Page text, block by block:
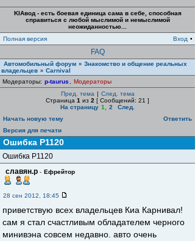
KIAвод - есть боевая единица сама в себе, способная
справиться с любой мыслимой и немыслимой
неожиданностью...
Полная версия
Вход •
FAQ
Автомобильный форум » Знакомство и общение реальных
владельцев » Carnival
Модераторы: p-taurus
Модераторы
Пред. тема | След. тема
Страница 1 из 2 [ Сообщений: 21 ]
На страницу 1 2
След.
Начать новую тему
Ответить
Версия для печати
Ошибка Р1120
Ошибка Р1120
славян.р - Ефрейтор
28 сен 2012, 18:45
приветствую всех владельцев Киа Карнивал!
сам я стал счастливым обладателем черного
минивэна совсем недавно. авто очень